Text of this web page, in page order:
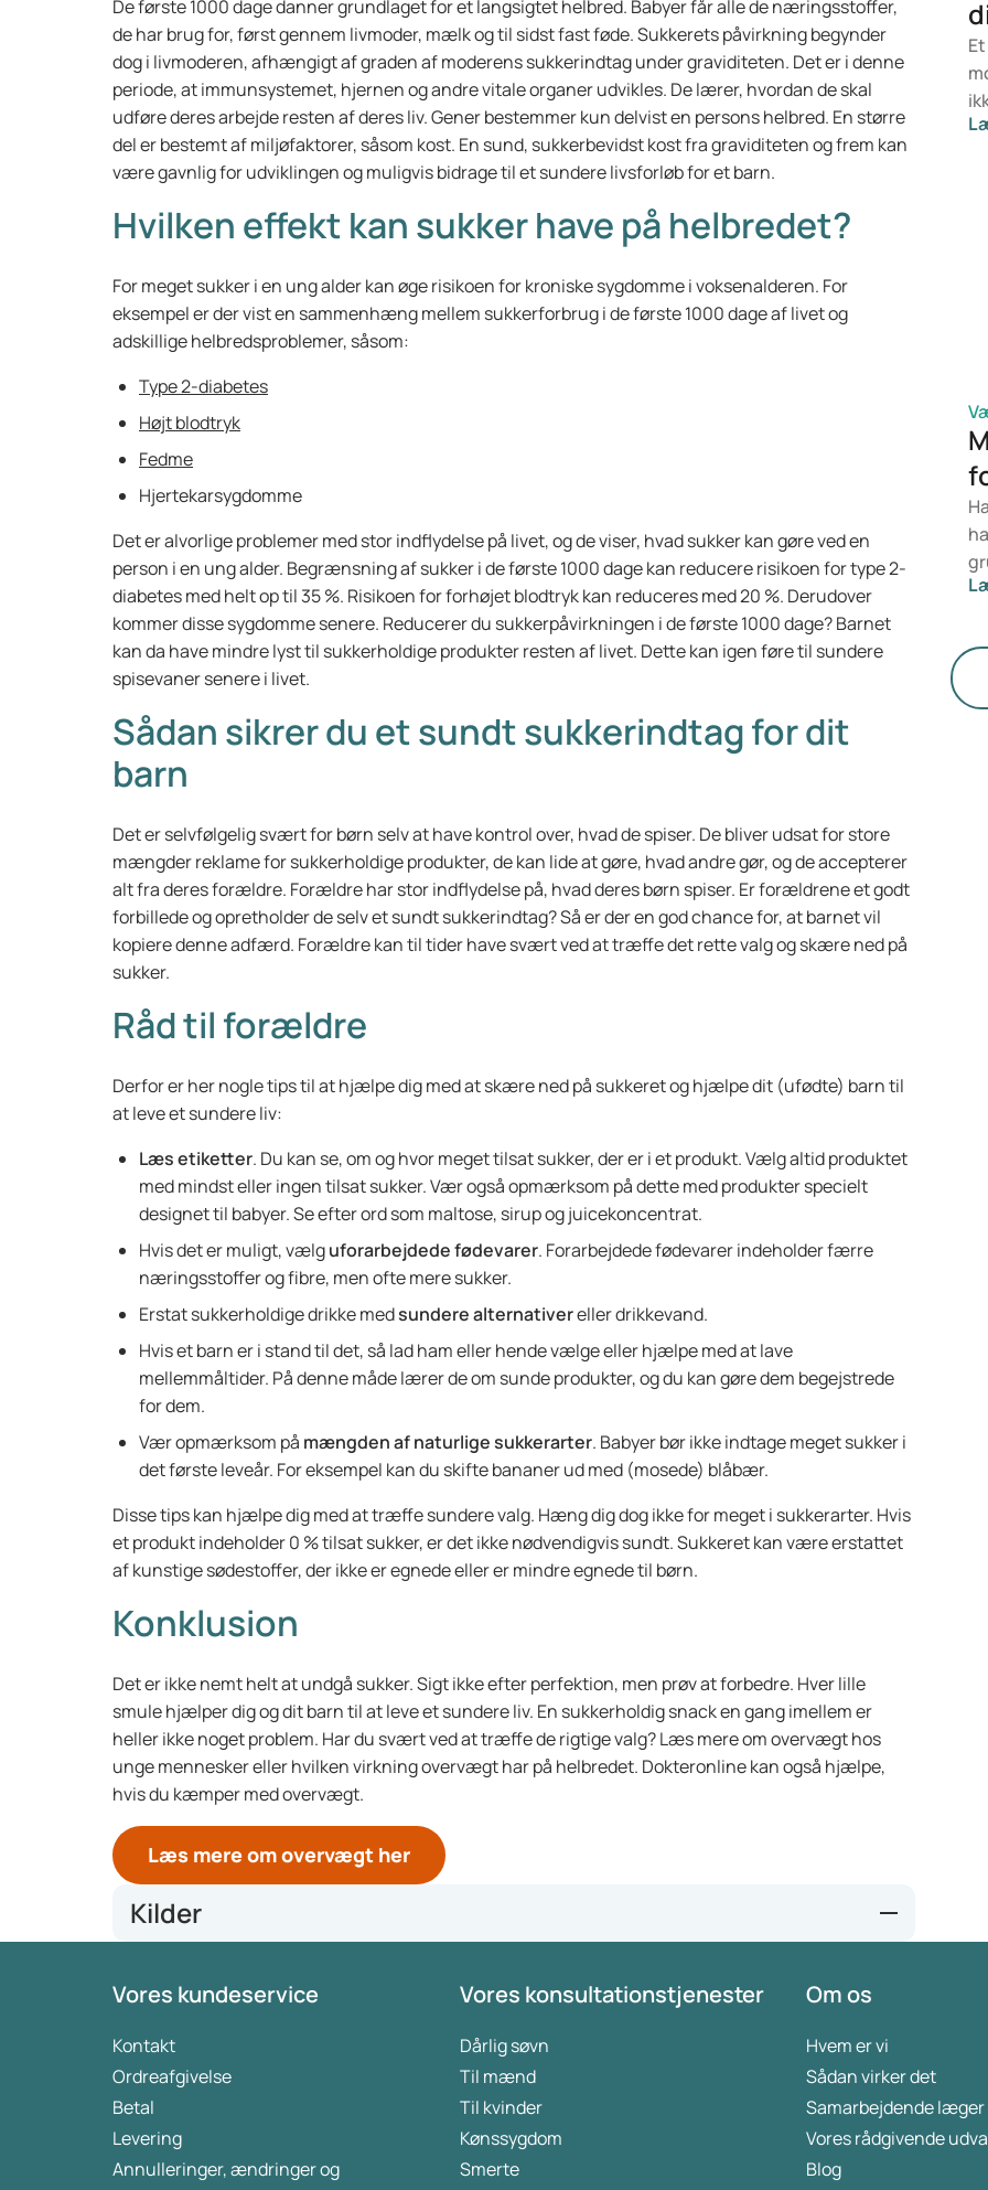
De første 1000 dage danner grundlaget for et langsigtet helbred. Babyer får alle de næringsstoffer,
de har brug for, først gennem livmoder, mælk og til sidst fast føde. Sukkerets påvirkning begynder
dog i livmoderen, afhængigt af graden af moderens sukkerindtag under graviditeten. Det er i denne
periode, at immunsystemet, hjernen og andre vitale organer udvikles. De lærer, hvordan de skal
udføre deres arbejde resten af deres liv. Gener bestemmer kun delvist en persons helbred. En større
del er bestemt af miljøfaktorer, såsom kost. En sund, sukkerbevidst kost fra graviditeten og frem kan
være gavnlig for udviklingen og muligvis bidrage til et sundere livsforløb for et barn.
Hvilken effekt kan sukker have på helbredet?
For meget sukker i en ung alder kan øge risikoen for kroniske sygdomme i voksenalderen. For
eksempel er der vist en sammenhæng mellem sukkerforbrug i de første 1000 dage af livet og
adskillige helbredsproblemer, såsom:
Type 2-diabetes
Højt blodtryk
Fedme
Hjertekarsygdomme
Det er alvorlige problemer med stor indflydelse på livet, og de viser, hvad sukker kan gøre ved en
person i en ung alder. Begrænsning af sukker i de første 1000 dage kan reducere risikoen for type 2-
diabetes med helt op til 35 %. Risikoen for forhøjet blodtryk kan reduceres med 20 %. Derudover
kommer disse sygdomme senere. Reducerer du sukkerpåvirkningen i de første 1000 dage? Barnet
kan da have mindre lyst til sukkerholdige produkter resten af livet. Dette kan igen føre til sundere
spisevaner senere i livet.
Sådan sikrer du et sundt sukkerindtag for dit
barn
Det er selvfølgelig svært for børn selv at have kontrol over, hvad de spiser. De bliver udsat for store
mængder reklame for sukkerholdige produkter, de kan lide at gøre, hvad andre gør, og de accepterer
alt fra deres forældre. Forældre har stor indflydelse på, hvad deres børn spiser. Er forældrene et godt
forbillede og opretholder de selv et sundt sukkerindtag? Så er der en god chance for, at barnet vil
kopiere denne adfærd. Forældre kan til tider have svært ved at træffe det rette valg og skære ned på
sukker.
Råd til forældre
Derfor er her nogle tips til at hjælpe dig med at skære ned på sukkeret og hjælpe dit (ufødte) barn til
at leve et sundere liv:
Læs etiketter. Du kan se, om og hvor meget tilsat sukker, der er i et produkt. Vælg altid produktet
med mindst eller ingen tilsat sukker. Vær også opmærksom på dette med produkter specielt
designet til babyer. Se efter ord som maltose, sirup og juicekoncentrat.
Hvis det er muligt, vælguforarbejdede fødevarer. Forarbejdede fødevarer indeholder færre
næringsstoffer og fibre, men ofte mere sukker.
Erstat sukkerholdige drikke medsundere alternativereller drikkevand.
Hvis et barn er i stand til det, så lad ham eller hende vælge eller hjælpe med at lave
mellemmåltider. På denne måde lærer de om sunde produkter, og du kan gøre dem begejstrede
for dem.
Vær opmærksom på mængden af naturlige sukkerarter. Babyer bør ikke indtage meget sukker i
det første leveår. For eksempel kan du skifte bananer ud med (mosede) blåbær.
Disse tips kan hjælpe dig med at træffe sundere valg. Hæng dig dog ikke for meget i sukkerarter. Hvis
et produkt indeholder 0 % tilsat sukker, er det ikke nødvendigvis sundt. Sukkeret kan være erstattet
af kunstige sødestoffer, der ikke er egnede eller er mindre egnede til børn.
Konklusion
Det er ikke nemt helt at undgå sukker. Sigt ikke efter perfektion, men prøv at forbedre. Hver lille
smule hjælper dig og dit barn til at leve et sundere liv. En sukkerholdig snack en gang imellem er
heller ikke noget problem. Har du svært ved at træffe de rigtige valg? Læs mere om overvægt hos
unge mennesker eller hvilken virkning overvægt har på helbredet. Dokteronline kan også hjælpe,
hvis du kæmper med overvægt.
Læs mere om overvægt her
Kilder
conceptie-verband-houdt-met-gezondheidsproblemen-op-latere-leeftijd/
https://www.diabetesfonds.nl/gezond-leven/gezond-eten/minder-suiker/suiker-minderen-met-kinderen
https://www.qut.edu.au/news?id=176830
https://richtlijnendatabase.nl/richtlijn/overgewicht_en_obesitas_bij_volwassenen_en_kinderen/diagnostiek
_ondersteuning_en_zorg_voor_kinderen_met_obesitas.html
https://edition.cnn.com/2024/11/04/health/sugar-reduce-disease-diabetes-wellness/index.html
Vores kundeservice
Kontakt
Ordreafgivelse
Betal
Levering
Annulleringer, ændringer og
Vores konsultationstjenester
Dårlig søvn
Til mænd
Til kvinder
Kønssygdom
Smerte
Om os
Hvem er vi
Sådan virker det
Samarbejdende læger
Vores rådgivende
Blog